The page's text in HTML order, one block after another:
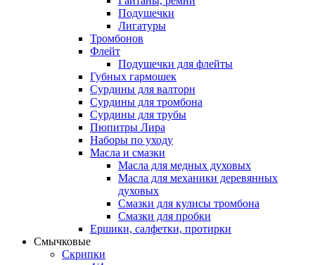
Подушечки
Лигатуры
Тромбонов
Флейт
Подушечки для флейты
Губных гармошек
Сурдины для валторн
Сурдины для тромбона
Сурдины для трубы
Пюпитры Лира
Наборы по уходу
Масла и смазки
Масла для медных духовых
Масла для механики деревянных
духовых
Смазки для кулисы тромбона
Смазки для пробки
Ершики, салфетки, протирки
Смычковые
Скрипки